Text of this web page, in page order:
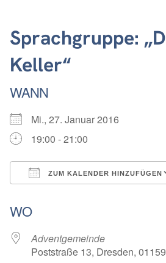
Sprachgruppe:
Keller“
WANN
Mi., 27. Januar 2016
19:00 - 21:00
ZUM KALENDER HINZUFÜGEN
WO
Adventgemeinde
Poststraße 13, Dresden, 01159